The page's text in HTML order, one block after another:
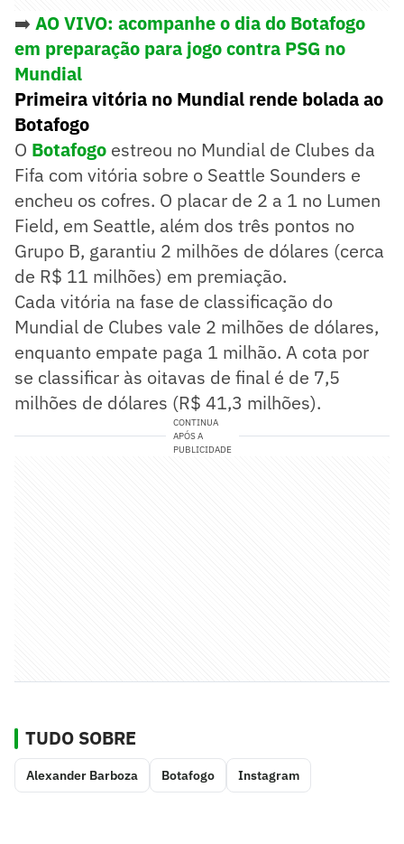
➡️ AO VIVO: acompanhe o dia do Botafogo
em preparação para jogo contra PSG no
Mundial
Primeira vitória no Mundial rende bolada ao
Botafogo
O Botafogo estreou no Mundial de Clubes da
Fifa com vitória sobre o Seattle Sounders e
encheu os cofres. O placar de 2 a 1 no Lumen
Field, em Seattle, além dos três pontos no
Grupo B, garantiu 2 milhões de dólares (cerca
de R$ 11 milhões) em premiação.
Cada vitória na fase de classificação do
Mundial de Clubes vale 2 milhões de dólares,
enquanto empate paga 1 milhão. A cota por
se classificar às oitavas de final é de 7,5
milhões de dólares (R$ 41,3 milhões).
CONTINUA
APÓS A
PUBLICIDADE
TUDO SOBRE
Alexander Barboza Botafogo Instagram